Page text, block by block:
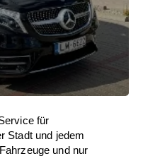
für
Stadt und jedem
und nur